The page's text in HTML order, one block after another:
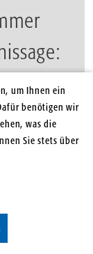
II –
um Ihnen ein
benötigen wir
was die
Sie stets über